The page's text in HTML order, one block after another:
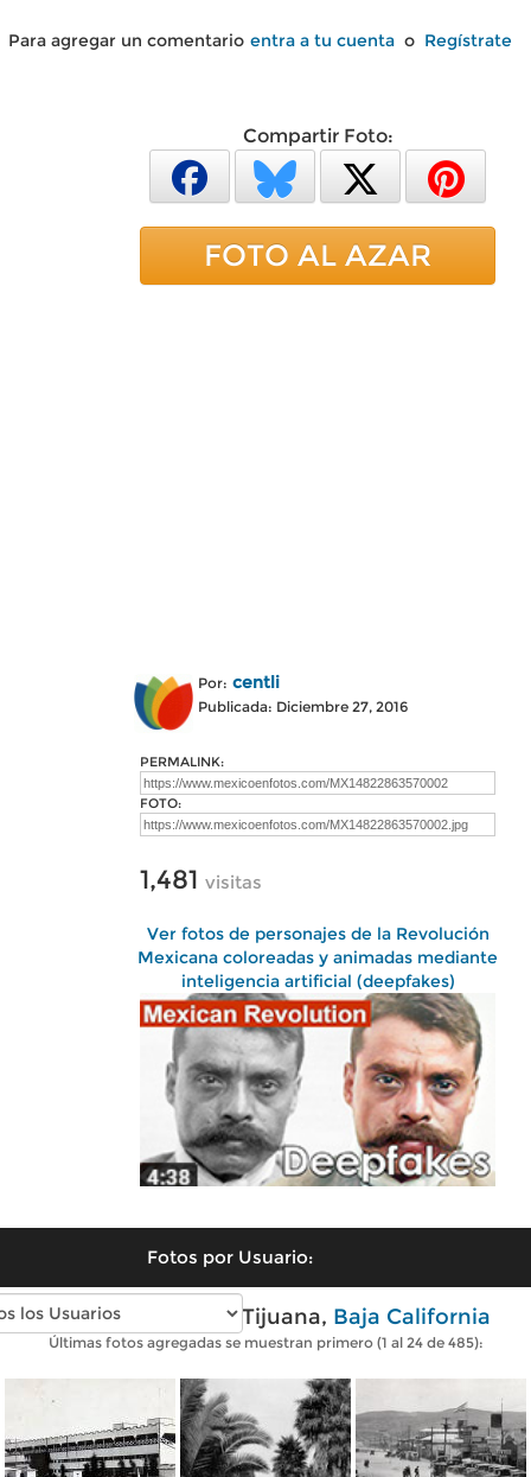
Para agregar un comentario entra a tu cuenta o Regístrate
Compartir Foto:
FOTO AL AZAR
Por: centli
Publicada: Diciembre 27, 2016
PERMALINK:
FOTO:
1,481 visitas
Ver fotos de personajes de la Revolución
Mexicana coloreadas y animadas mediante
inteligencia artificial (deepfakes)
Fotos por Usuario:
Fotos antiguas de Tijuana, Baja California
Últimas fotos agregadas se muestran primero (1 al 24 de 485):